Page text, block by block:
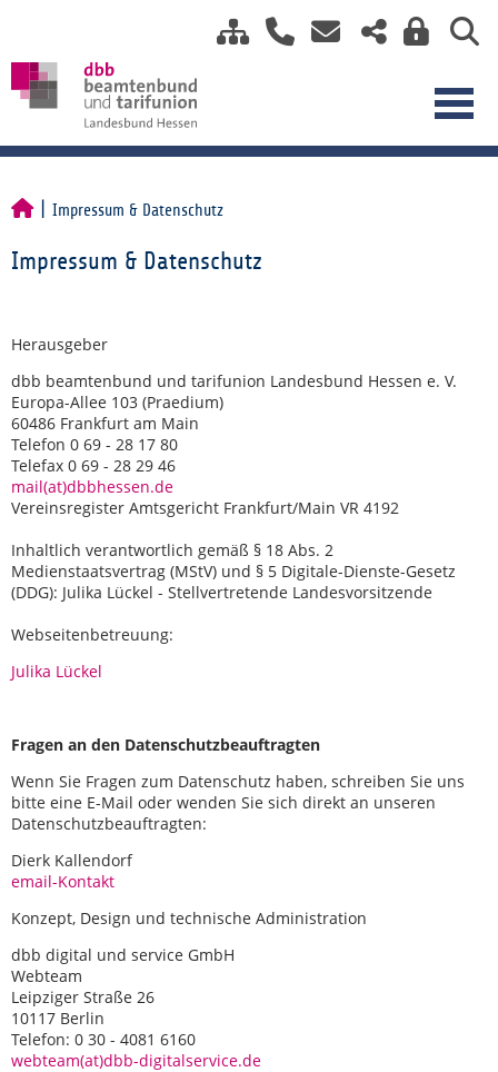
Impressum & Datenschutz
Impressum & Datenschutz
Herausgeber
dbb beamtenbund und tarifunion Landesbund Hessen e. V.
Europa-Allee 103 (Praedium)
60486 Frankfurt am Main
Telefon 0 69 - 28 17 80
Telefax 0 69 - 28 29 46
mail(at)dbbhessen.de
Vereinsregister Amtsgericht Frankfurt/Main VR 4192
Inhaltlich verantwortlich gemäß § 18 Abs. 2
Medienstaatsvertrag (MStV) und § 5 Digitale-Dienste-Gesetz
(DDG): Julika Lückel - Stellvertretende Landesvorsitzende
Webseitenbetreuung:
Julika Lückel
Fragen an den Datenschutzbeauftragten
Wenn Sie Fragen zum Datenschutz haben, schreiben Sie uns
bitte eine E-Mail oder wenden Sie sich direkt an unseren
Datenschutzbeauftragten:
Dierk Kallendorf
email-Kontakt
Konzept, Design und technische Administration
dbb digital und service GmbH
Webteam
Leipziger Straße 26
10117 Berlin
Telefon: 0 30 - 4081 6160
webteam(at)dbb-digitalservice.de